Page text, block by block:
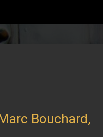
Bouchard,